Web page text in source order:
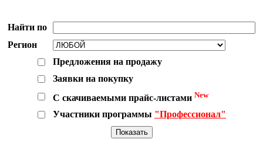
Найти по
Регион
Предложения на продажу
Заявки на покупку
С скачиваемыми прайс-листами New
Участники программы "Профессионал"